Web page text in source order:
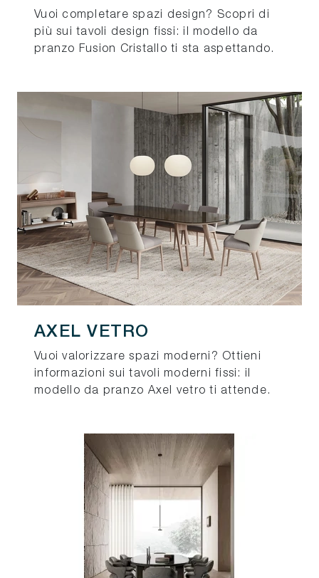
Vuoi completare spazi design? Scopri di
più sui tavoli design fissi: il modello da
pranzo Fusion Cristallo ti sta aspettando.
AXEL VETRO
Vuoi valorizzare spazi moderni? Ottieni
informazioni sui tavoli moderni fissi: il
modello da pranzo Axel vetro ti attende.